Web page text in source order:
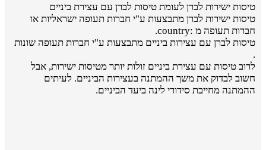
טיסות ישירות לברן לעומת טיסות לברן עם עצירת ביניים
טיסות ישירות לברן מתבצעות ע"י חברות תעופה ישראליות או
חברות תעופה מ :country.
טיסות לברן עם עצירות ביניים מתבצעות ע"י חברות תעופה שונות
.
לרוב טיסות עם עצירת ביניים זולות יותר מטיסות ישירות, אבל
חשוב לבדוק את משך ההמתנה בעצירות הביניים. לעיתים
ההמתנה מחייבת סידורי לינה ביעד הביניים.